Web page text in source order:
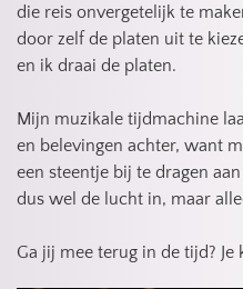
die reis onvergetelijk te
door zelf de platen uit te
en ik draai de platen.
Mijn muzikale tijdmachine
en belevingen achter, want
een steentje bij te dragen
dus wel de lucht in, maar
Ga jij mee terug in de tijd?